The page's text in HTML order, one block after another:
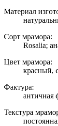
Материал
Сорт мрамора:
Rosalia;
Цвет мрамора:
красный,
Фактура:
античная
Текстура